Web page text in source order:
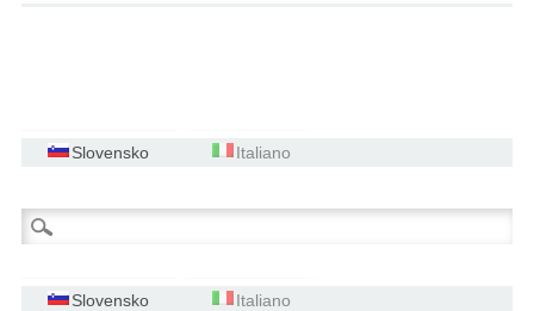
Slovensko Italiano
Išči:
Slovensko Italiano